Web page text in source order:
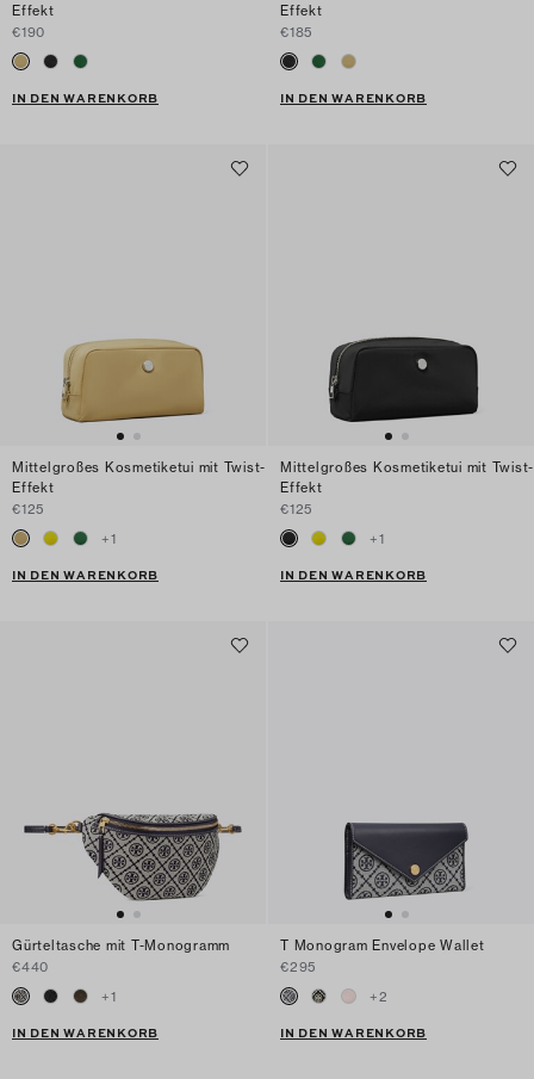
Effekt
€190
IN DEN WARENKORB
Effekt
€185
IN DEN WARENKORB
Mittelgroßes Kosmetiketui mit Twist-
Effekt
€125
+1
IN DEN WARENKORB
Mittelgroßes Kosmetiketui mit Twist-
Effekt
€125
+1
IN DEN WARENKORB
Gürteltasche mit T-Monogramm
€440
+1
IN DEN WARENKORB
T Monogram Envelope Wallet
€295
+2
IN DEN WARENKORB